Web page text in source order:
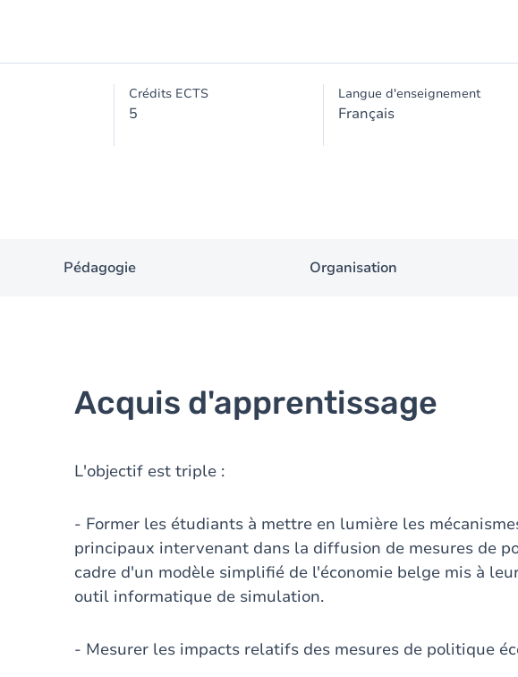
Crédits ECTS
5
Langue d'enseignement
Français
Pédagogie Organisation
Acquis d'apprentissage
L'objectif est triple :
- Former les étudiants à mettre en lumière les
principaux intervenant dans la diffusion de mesures de
cadre d'un modèle simplifié de l'économie belge mis à
outil informatique de simulation.
- Mesurer les impacts relatifs des mesures de politique